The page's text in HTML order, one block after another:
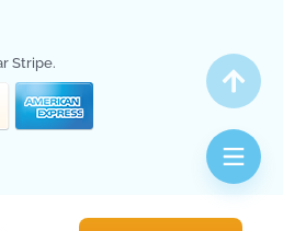
Stripe.
contenu de
vous
vous accompagner pendant votre